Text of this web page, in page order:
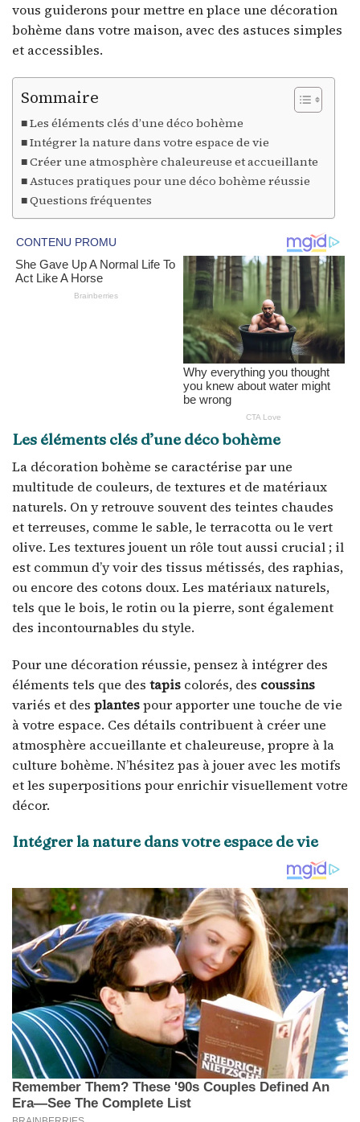
vous guiderons pour mettre en place une décoration
bohème dans votre maison, avec des astuces simples
et accessibles.
Sommaire
Les éléments clés d’une déco bohème
Intégrer la nature dans votre espace de vie
Créer une atmosphère chaleureuse et accueillante
Astuces pratiques pour une déco bohème réussie
Questions fréquentes
Les éléments clés d’une déco bohème
La décoration bohème se caractérise par une
multitude de couleurs, de textures et de matériaux
naturels. On y retrouve souvent des teintes chaudes
et terreuses, comme le sable, le terracotta ou le vert
olive. Les textures jouent un rôle tout aussi crucial ; il
est commun d’y voir des tissus métissés, des raphias,
ou encore des cotons doux. Les matériaux naturels,
tels que le bois, le rotin ou la pierre, sont également
des incontournables du style.
Pour une décoration réussie, pensez à intégrer des
éléments tels que des tapis colorés, des coussins
variés et des plantespour apporter une touche de vie
à votre espace. Ces détails contribuent à créer une
atmosphère accueillante et chaleureuse, propre à la
culture bohème. N’hésitez pas à jouer avec les motifs
et les superpositions pour enrichir visuellement votre
décor.
Intégrer la nature dans votre espace de vie